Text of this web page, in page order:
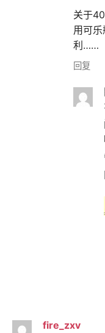
关于
用可
利……
回复
fire_zxv